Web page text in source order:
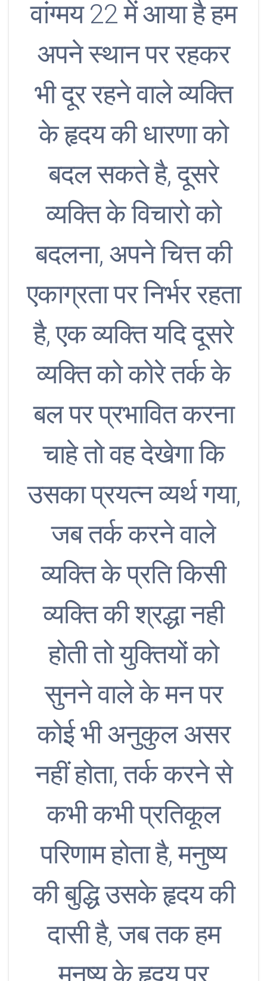
वांग्मय 22 में आया है हम
अपने स्थान पर रहकर
भी दूर रहने वाले व्यक्ति
के हृदय की धारणा को
बदल सकते है, दूसरे
व्यक्ति के विचारो को
बदलना, अपने चित्त की
एकाग्रता पर निर्भर रहता
है, एक व्यक्ति यदि दूसरे
व्यक्ति को कोरे तर्क के
बल पर प्रभावित करना
चाहे तो वह देखेगा कि
उसका प्रयत्न व्यर्थ गया,
जब तर्क करने वाले
व्यक्ति के प्रति किसी
व्यक्ति की श्रद्धा नही
होती तो युक्तियों को
सुनने वाले के मन पर
कोई भी अनुकुल असर
नहीं होता, तर्क करने से
कभी कभी प्रतिकूल
परिणाम होता है, मनुष्य
की बुद्धि उसके हृदय की
दासी है, जब तक हम
मनुष्य के हृदय पर